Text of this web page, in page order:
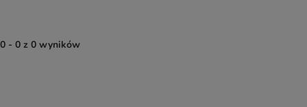
0 - 0 z 0 wyników